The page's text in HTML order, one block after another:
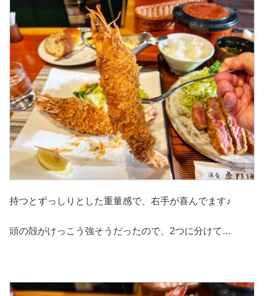
持つとずっしりとした重量感で、右手が喜んでます♪
頭の殻がけっこう強そうだったので、2つに分けて…